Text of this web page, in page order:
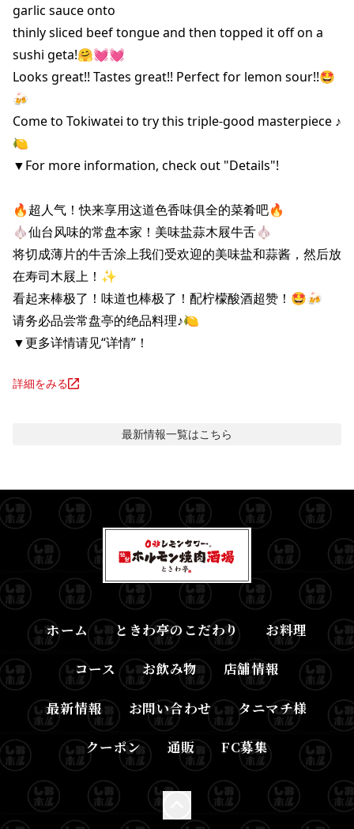
garlic sauce onto
thinly sliced ​​beef tongue and then topped it off on a
sushi geta!🤗💓💓
Looks great!! Tastes great!! Perfect for lemon sour!!🤩
🍻
Come to Tokiwatei to try this triple-good masterpiece ♪
🍋
▼For more information, check out "Details"!
🔥超人气！快来享用这道色香味俱全的菜肴吧🔥
🧄仙台风味的常盘本家！美味盐蒜木屐牛舌🧄
将切成薄片的牛舌涂上我们受欢迎的美味盐和蒜酱，然后放
在寿司木屐上！✨
看起来棒极了！味道也棒极了！配柠檬酸酒超赞！🤩🍻
请务必品尝常盘亭的绝品料理♪🍋
▼更多详情请见“详情”！
詳細をみる
最新情報一覧はこちら
ホーム ときわ亭のこだわり お料理
コース お飲み物 店舗情報
最新情報 お問い合わせ タニマチ様
クーポン 通販 FC募集